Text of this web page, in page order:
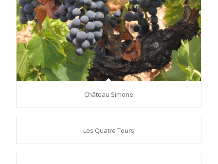
Château Simone
Les Quatre Tours